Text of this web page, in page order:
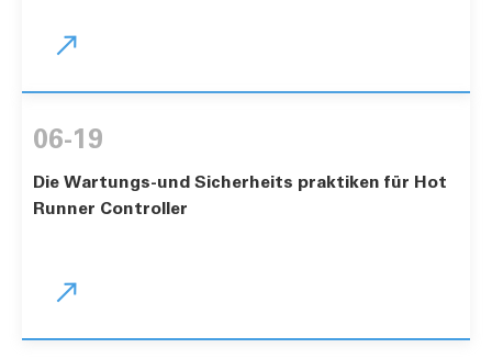

06-19
Die Wartungs-und Sicherheits praktiken für Hot
Runner Controller
